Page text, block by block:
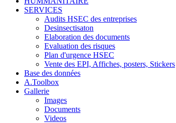
SERVICES
Audits HSEC des entreprises
Desinsectisaton
Elaboration des documents
Evaluation des risques
Plan d'urgence HSEC
Vente des EPI, Affiches, posters, Stickers
Base des données
A.Toolbox
Gallerie
Images
Documents
Videos